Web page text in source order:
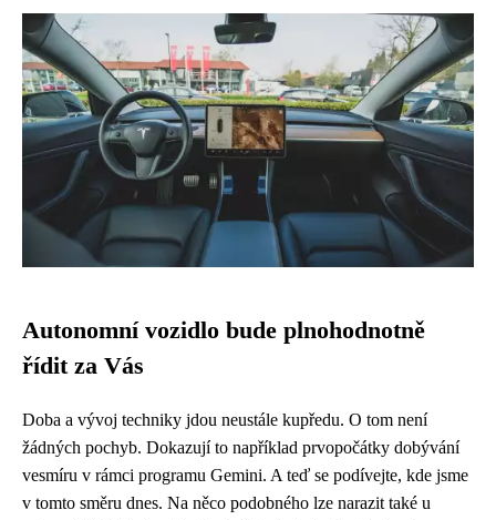
Autonomní vozidlo bude plnohodnotně
řídit za Vás
Doba a vývoj techniky jdou neustále kupředu. O tom není
žádných pochyb. Dokazují to například prvopočátky dobývání
vesmíru v rámci programu Gemini. A teď se podívejte, kde jsme
v tomto směru dnes. Na něco podobného lze narazit také u